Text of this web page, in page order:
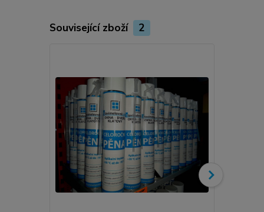
Související zboží 2